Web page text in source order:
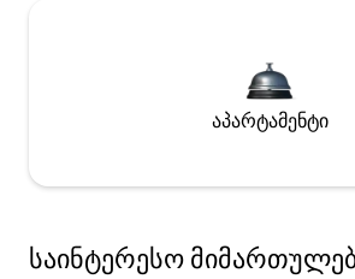
აპარტამენტი
საინტერესო